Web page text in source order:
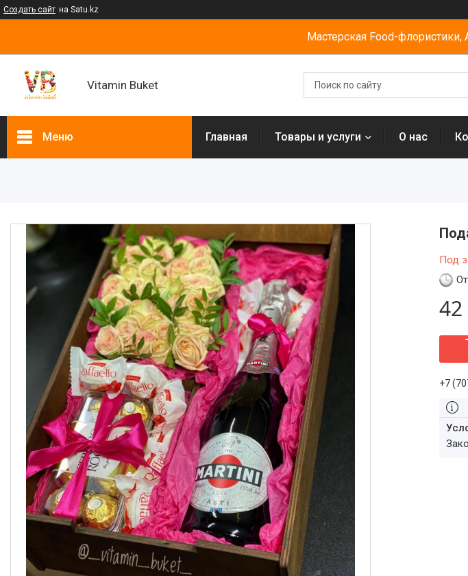
Создать сайт на Satu.kz
Мастерская Food-флористики,
Vitamin Buket
Меню
Фруктовые букеты
Букеты из сухофруктов
Клубничные букеты
Ящики подарочные
Букеты из сладостей
Корзины
Подарочные боксы, коробки
Съедобные букеты для
учителя
Новогодние подарки
Сладкие букеты на 8 марта
Необычные букеты
Сырные букеты
Сухофрукты в бельгийском
шоколаде
Ягодные букеты
Изделия из дерева
Детские букеты
О нас
Главная Товары и услуги О нас
Под
42
+7